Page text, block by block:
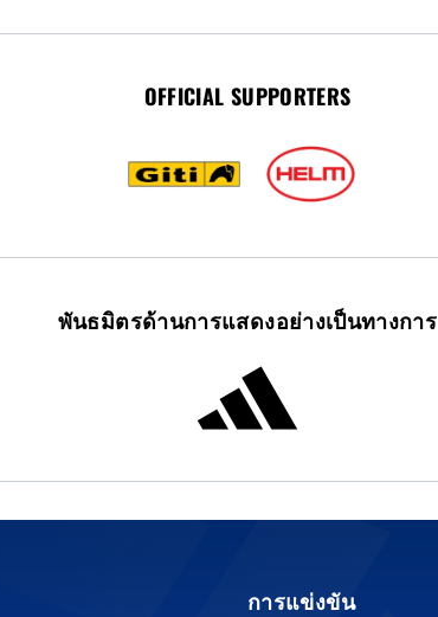
OFFICIAL SUPPORTERS
พันธมิตรด้านการแสดงอย่างเป็นทางการ
การแข่งขัน